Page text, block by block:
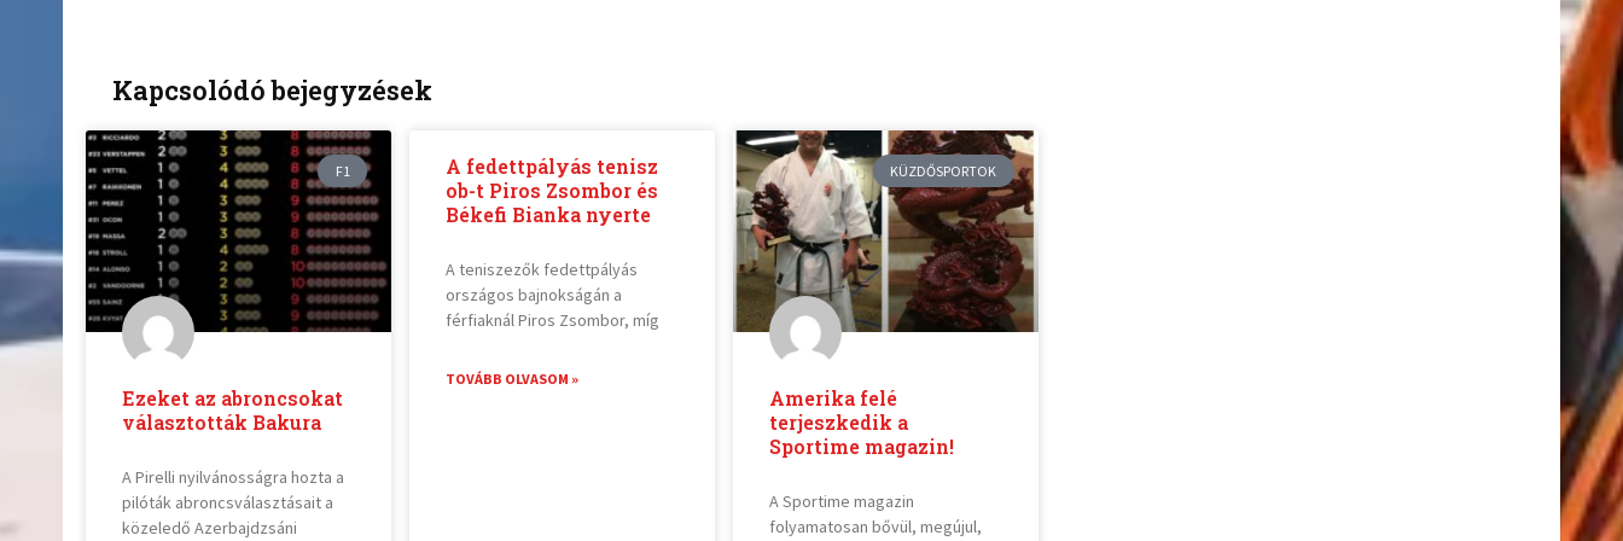
Kapcsolódó bejegyzések
F1
Ezeket az abroncsokat
választották Bakura
A Pirelli nyilvánosságra hozta a
pilóták abroncsválasztásait a
közeledő Azerbajdzsáni
A fedettpályás tenisz
ob-t Piros Zsombor és
Békefi Bianka nyerte
A teniszezők fedettpályás
országos bajnokságán a
férfiaknál Piros Zsombor, míg
TOVÁBB OLVASOM »
KÜZDŐSPORTOK
Amerika felé
terjeszkedik a
Sportime magazin!
A Sportime magazin
folyamatosan bővül, megújul,